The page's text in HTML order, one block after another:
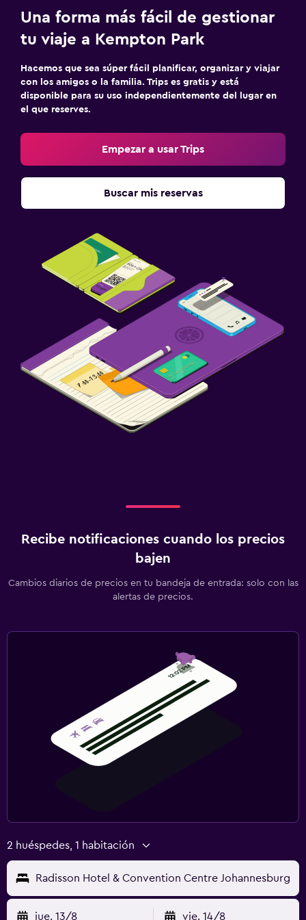
Minibar
Bar de tapas
Mesa de comedor
Aire libre
Jardín
Sillas de playa
Habitación
Camas extralargas (+2 m)
Enchufe cerca de la cama
Sofá cama
Perchero
Armario o clóset
Cámaras CCTV en el exterior
Botiquín de primeros auxilios
Sistema de entretenimiento
TV por cable o vía satélite
Plancha y tabla de planchar
Actividades
Casino
Golf
Salón de belleza
Una forma más fácil de gestionar
tu viaje a Kempton Park
Hacemos que sea súper fácil planificar, organizar y viajar
con los amigos o la familia. Trips es gratis y está
disponible para su uso independientemente del lugar en
el que reserves.
Empezar a usar Trips
Buscar mis reservas
Recibe notificaciones cuando los precios
bajen
Cambios diarios de precios en tu bandeja de entrada: solo con las
alertas de precios.
2 huéspedes, 1 habitación
Radisson Hotel & Convention Centre Johannesburg
jue. 13/8 vie. 14/8